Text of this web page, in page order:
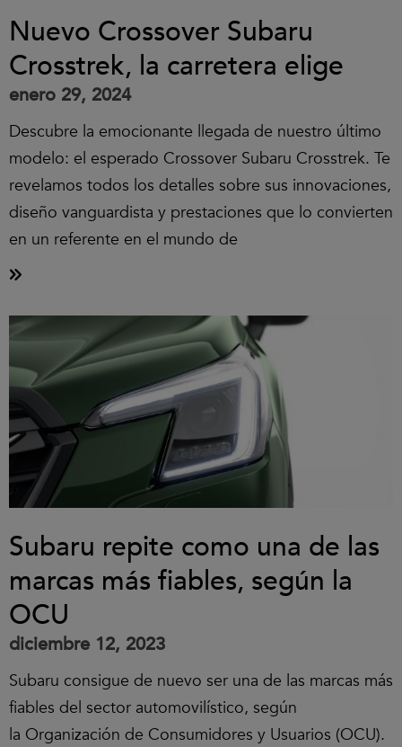
Nuevo Crossover Subaru
Crosstrek, la carretera elige
enero 29, 2024
Descubre la emocionante llegada de nuestro último
modelo: el esperado Crossover Subaru Crosstrek. Te
revelamos todos los detalles sobre sus innovaciones,
diseño vanguardista y prestaciones que lo convierten
en un referente en el mundo de
Subaru repite como una de las
marcas más fiables, según la
OCU
diciembre 12, 2023
Subaru consigue de nuevo ser una de las marcas más
fiables del sector automovilístico, según
la Organización de Consumidores y Usuarios (OCU).